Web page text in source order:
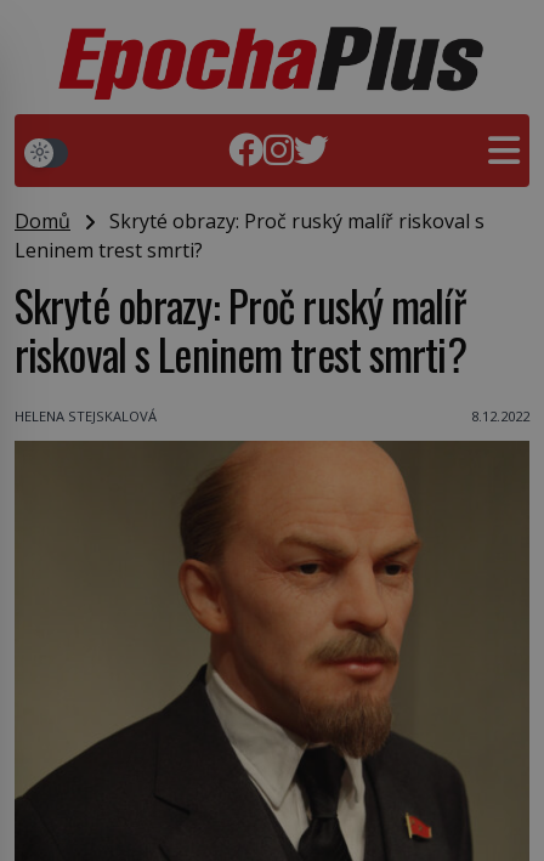
Domů
Skryté obrazy: Proč ruský malíř riskoval s
Leninem trest smrti?
Skryté obrazy: Proč ruský malíř
riskoval s Leninem trest smrti?
HELENA STEJSKALOVÁ 8.12.2022